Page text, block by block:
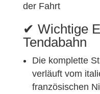
der Fahrt
✔︎ Wichtige
Tendabahn
Die komplette
verläuft vom
französischen